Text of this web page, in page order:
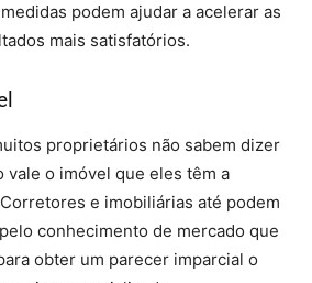
podem ajudar a acelerar as
mais satisfatórios.
proprietários não sabem dizer
vale o imóvel que eles têm a
e imobiliárias até podem
conhecimento de mercado que
obter um parecer imparcial o